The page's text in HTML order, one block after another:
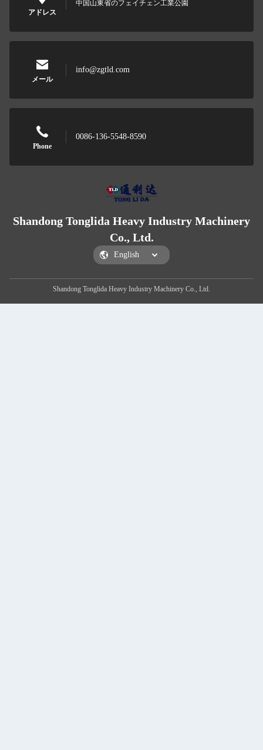
アドレス
中国山東省のフェイチェン工業公園
メール
info@zgtld.com
Phone
0086-136-5548-8590
Shandong Tonglida Heavy Industry Machinery
Co., Ltd.
Shandong Tonglida Heavy Industry Machinery Co., Ltd.